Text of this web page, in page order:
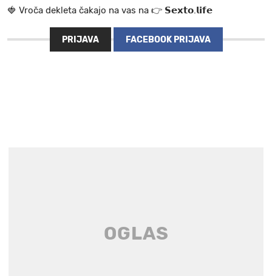
🍓 V r o č a d e k l e t a ča k a jo na va s n a 👉 𝗦𝗲𝘅𝘁𝗼.𝗹𝗶𝗳𝗲
PRIJAVA FACEBOOK PRIJAVA